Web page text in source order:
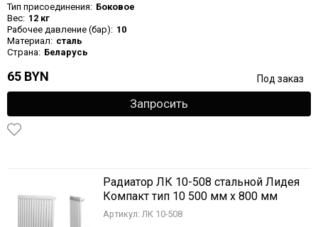
Тип присоединения: Боковое
Вес: 12 кг
Рабочее давление (бар): 10
Материал: сталь
Страна: Беларусь
65 BYN Под заказ
Запросить
Радиатор ЛК 10-508 стальной Лидея
Компакт тип 10 500 мм х 800 мм
Артикул: ЛК 10-508